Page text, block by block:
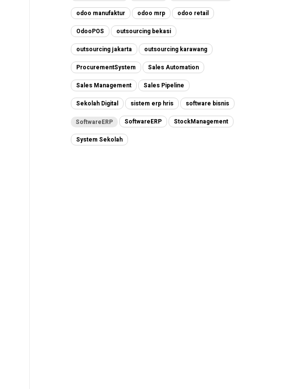
odoo manufaktur odoo mrp odoo retail
OdooPOS outsourcing bekasi
outsourcing jakarta outsourcing karawang
ProcurementSystem Sales Automation
Sales Management Sales Pipeline
Sekolah Digital sistem erp hris software bisnis
SoftwareERP SoftwareERP StockManagement
System Sekolah